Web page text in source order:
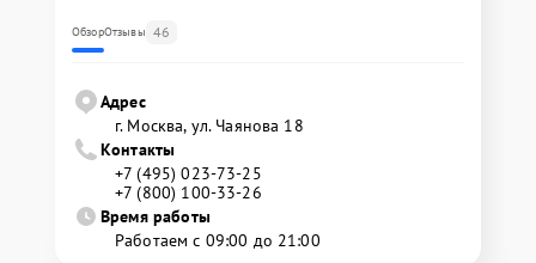
ОбзорОтзывы 46
Адрес
г. Москва, ул. Чаянова 18
Контакты
+7 (495) 023-73-25
+7 (800) 100-33-26
Время работы
Работаем с 09:00 до 21:00